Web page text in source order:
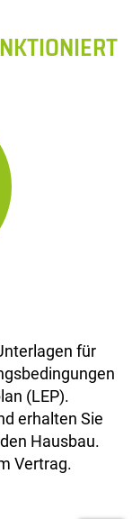
für
(LEP).
erhalten Sie
Hausbau.
Vertrag.